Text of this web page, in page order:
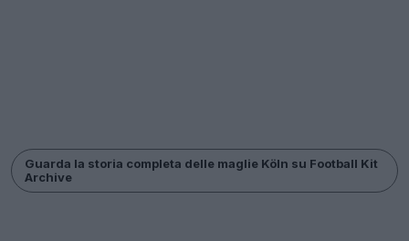
Guarda la storia completa delle maglie Köln su Football Kit
Archive